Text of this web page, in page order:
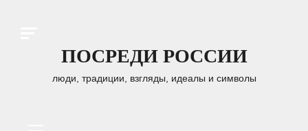
ПОСРЕДИ РОССИИ
люди, традиции, взгляды, идеалы и символы